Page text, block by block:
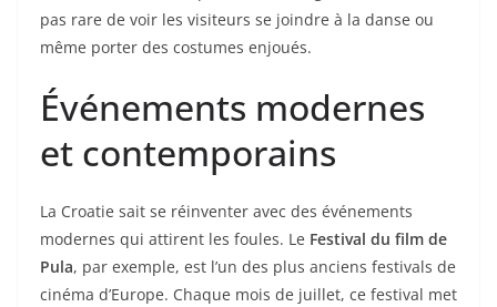
pas rare de voir les visiteurs se joindre à la danse ou
même porter des costumes enjoués.
Événements modernes
et contemporains
La Croatie sait se réinventer avec des événements
modernes qui attirent les foules. Le Festival du film de
Pula, par exemple, est l’un des plus anciens festivals de
cinéma d’Europe. Chaque mois de juillet, ce festival met